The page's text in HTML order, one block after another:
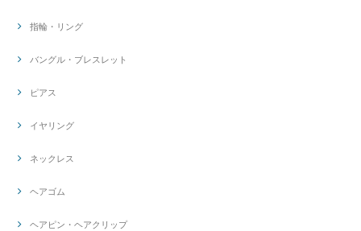
指輪・リング
バングル・ブレスレット
ピアス
イヤリング
ネックレス
ヘアゴム
ヘアピン・ヘアクリップ